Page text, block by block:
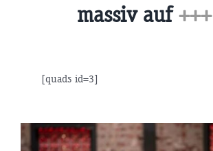
massiv auf+++
[quads id=3]